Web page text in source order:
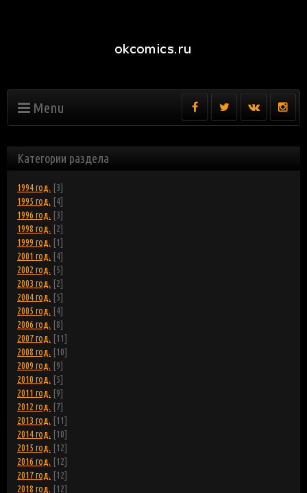
Menu
Категории раздела
1994 год. [3]
1995 год. [4]
1996 год. [3]
1998 год. [2]
1999 год. [1]
2001 год. [4]
2002 год. [5]
2003 год. [2]
2004 год. [5]
2005 год. [4]
2006 год. [8]
2007 год. [11]
2008 год. [10]
2009 год. [9]
2010 год. [5]
2011 год. [9]
2012 год. [7]
2013 год. [11]
2014 год. [10]
2015 год. [12]
2016 год. [12]
2017 год. [12]
2018 год. [12]